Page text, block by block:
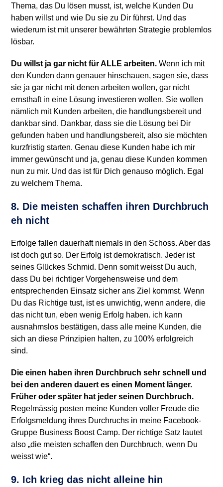
Thema, das Du lösen musst, ist, welche Kunden Du
haben willst und wie Du sie zu Dir führst. Und das
wiederum ist mit unserer bewährten Strategie problemlos
lösbar.
Du willst ja gar nicht für ALLE arbeiten.Wenn ich mit
den Kunden dann genauer hinschauen, sagen sie, dass
sie ja gar nicht mit denen arbeiten wollen, gar nicht
ernsthaft in eine Lösung investieren wollen. Sie wollen
nämlich mit Kunden arbeiten, die handlungsbereit und
dankbar sind. Dankbar, dass sie die Lösung bei Dir
gefunden haben und handlungsbereit, also sie möchten
kurzfristig starten. Genau diese Kunden habe ich mir
immer gewünscht und ja, genau diese Kunden kommen
nun zu mir. Und das ist für Dich genauso möglich. Egal
zu welchem Thema.
8. Die meisten schaffen ihren Durchbruch
eh nicht
Erfolge fallen dauerhaft niemals in den Schoss. Aber das
ist doch gut so. Der Erfolg ist demokratisch. Jeder ist
seines Glückes Schmid. Denn somit weisst Du auch,
dass Du bei richtiger Vorgehensweise und dem
entsprechenden Einsatz sicher ans Ziel kommst. Wenn
Du das Richtige tust, ist es unwichtig, wenn andere, die
das nicht tun, eben wenig Erfolg haben. ich kann
ausnahmslos bestätigen, dass alle meine Kunden, die
sich an diese Prinzipien halten, zu 100% erfolgreich
sind.
Die einen haben ihren Durchbruch sehr schnell und
bei den anderen dauert es einen Moment länger.
Früher oder später hat jeder seinen Durchbruch.
Regelmässig posten meine Kunden voller Freude die
Erfolgsmeldung ihres Durchruchs in meine Facebook-
Gruppe Business Boost Camp. Der richtige Satz lautet
also „die meisten schaffen den Durchbruch, wenn Du
weisst wie“.
9. Ich krieg das nicht alleine hin